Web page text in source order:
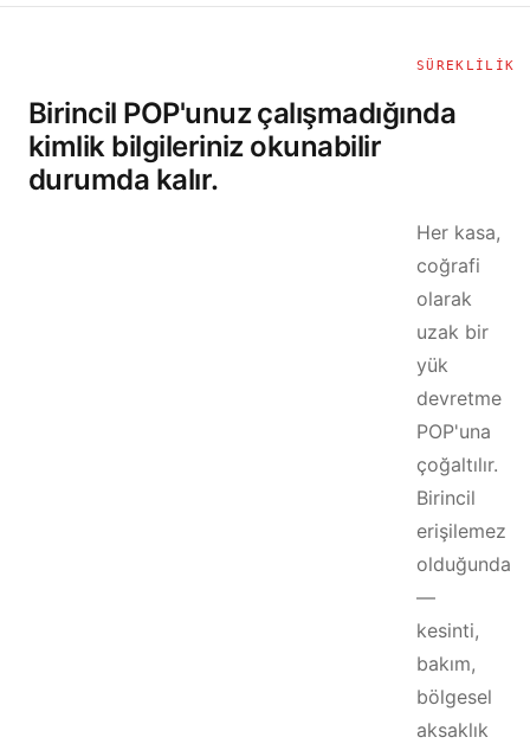
SÜREKLILIK
Birincil POP'unuz çalışmadığında
kimlik bilgileriniz okunabilir
durumda kalır.
Her kasa,
coğrafi
olarak
uzak bir
yük
devretme
POP'una
çoğaltılır.
Birincil
erişilemez
olduğunda
—
kesinti,
bakım,
bölgesel
aksaklık